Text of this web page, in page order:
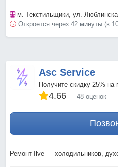
м. Текстильщики, ул.
Откроется через 42 минуты (в
Asc Service
Получите скидку 25%
4.66 48 оценок
Ремонт Ilve — холодильников,